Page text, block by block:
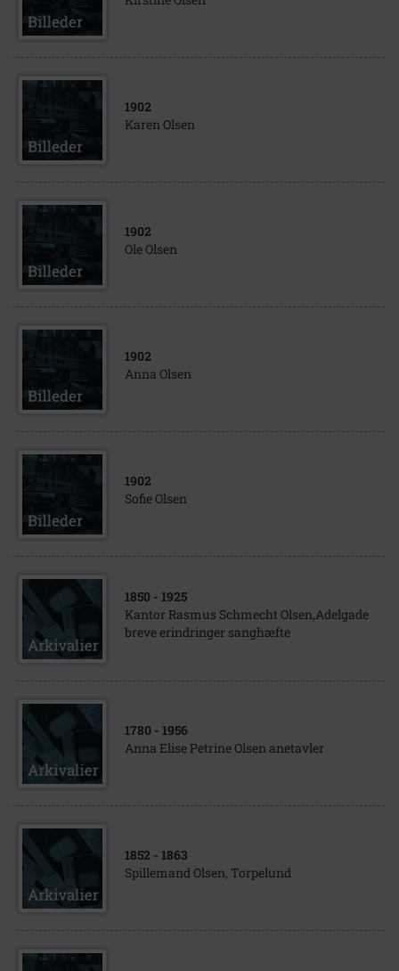
1902
Karen Olsen
1902
Ole Olsen
1902
Anna Olsen
1902
Sofie Olsen
1850 - 1925
Kantor Rasmus Schmecht Olsen,Adelgade
breve erindringer sanghæfte
1780 - 1956
Anna Elise Petrine Olsen anetavler
1852 - 1863
Spillemand Olsen, Torpelund